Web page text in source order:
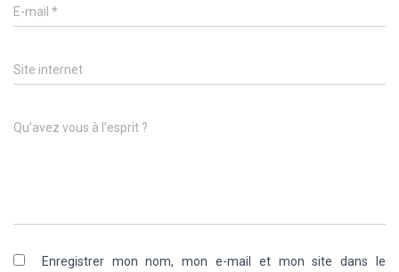
E-mail *
Site internet
Qu’avez vous à l’esprit ?
Enregistrer mon nom, mon e-mail et mon site dans le